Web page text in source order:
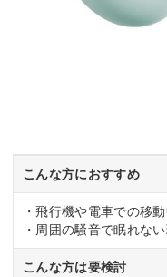
こんな方におすすめ
・飛行機や電車での移
・周囲の騒音で眠れな
こんな方は要検討